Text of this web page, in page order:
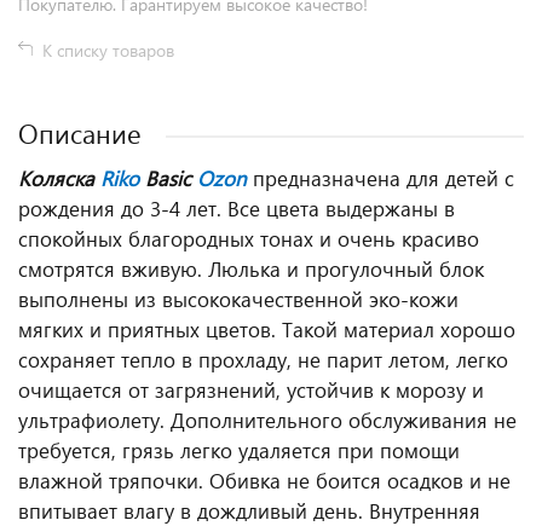
К списку товаров
Описание
Коляска RikoBasic Ozon предназначена для детей с
рождения до 3-4 лет. Все цвета выдержаны в
спокойных благородных тонах и очень красиво
смотрятся вживую. Люлька и прогулочный блок
выполнены из высококачественной эко-кожи
мягких и приятных цветов. Такой материал хорошо
сохраняет тепло в прохладу, не парит летом, легко
очищается от загрязнений, устойчив к морозу и
ультрафиолету. Дополнительного обслуживания не
требуется, грязь легко удаляется при помощи
влажной тряпочки. Обивка не боится осадков и не
впитывает влагу в дождливый день. Внутренняя